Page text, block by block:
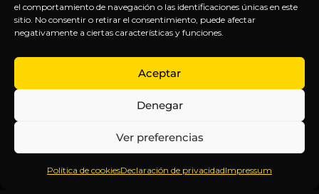
el comportamiento de navegación o las identificaciones únicas en este
sitio. No consentir o retirar el consentimiento, puede afectar
negativamente a ciertas características y funciones.
Aceptar
Denegar
Ver preferencias
Política de cookiesDeclaración de privacidadImpressum
Inteligencia
Anticipándonos
EXPLORA
Inicio
Sobre
Contenido
Webinars
LEGAL
Política
de
Términos y
Aviso
SÍGUENOS